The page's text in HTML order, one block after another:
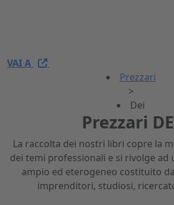
VAI A
Prezzari
>
Dei
Prezzari
La raccolta dei nostri libri copre la
dei temi professionali e si rivolge ad
ampio ed eterogeneo costituito
imprenditori, studiosi,